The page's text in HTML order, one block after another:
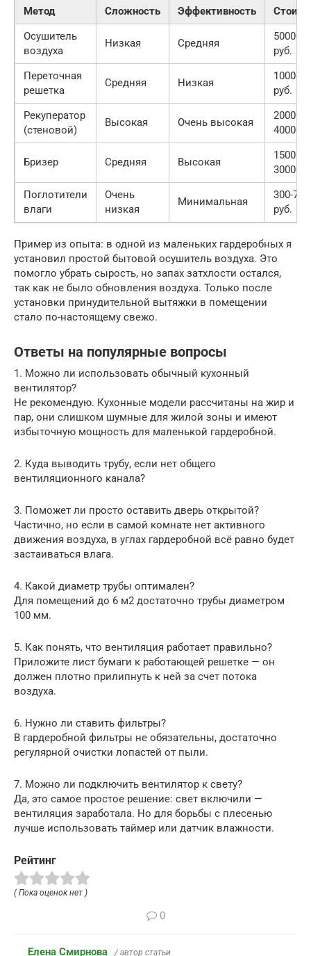
Метод Сложность Эффективность
Осушитель
воздуха
Низкая Средняя
5000-
руб.
Переточная
решетка
Средняя Низкая
1000-
руб.
Рекуператор
(стеновой)
Высокая Очень высокая
20000-
40000
Бризер Средняя Высокая
15000-
30000
Поглотители
влаги
Очень
низкая
Минимальная
300-700
руб.
Пример из опыта: в одной из маленьких гардеробных я
установил простой бытовой осушитель воздуха. Это
помогло убрать сырость, но запах затхлости остался,
так как не было обновления воздуха. Только после
установки принудительной вытяжки в помещении
стало по-настоящему свежо.
Ответы на популярные вопросы
1. Можно ли использовать обычный кухонный
вентилятор?
Не рекомендую. Кухонные модели рассчитаны на жир и
пар, они слишком шумные для жилой зоны и имеют
избыточную мощность для маленькой гардеробной.
2. Куда выводить трубу, если нет общего
вентиляционного канала?
3. Поможет ли просто оставить дверь открытой?
Частично, но если в самой комнате нет активного
движения воздуха, в углах гардеробной всё равно будет
застаиваться влага.
4. Какой диаметр трубы оптимален?
Для помещений до 6 м2 достаточно трубы диаметром
100 мм.
5. Как понять, что вентиляция работает правильно?
Приложите лист бумаги к работающей решетке — он
должен плотно прилипнуть к ней за счет потока
воздуха.
6. Нужно ли ставить фильтры?
В гардеробной фильтры не обязательны, достаточно
регулярной очистки лопастей от пыли.
7. Можно ли подключить вентилятор к свету?
Да, это самое простое решение: свет включили —
вентиляция заработала. Но для борьбы с плесенью
лучше использовать таймер или датчик влажности.
Рейтинг
( Пока оценок нет )
0
Елена Смирнова / автор статьи